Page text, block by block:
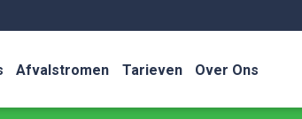
Afvalstromen Tarieven Over Ons